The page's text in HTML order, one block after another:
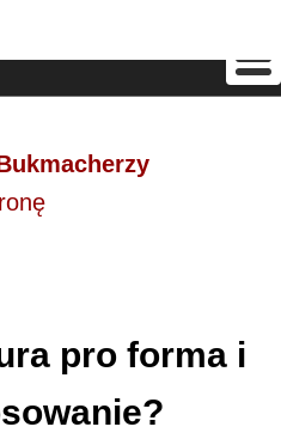
pro forma i